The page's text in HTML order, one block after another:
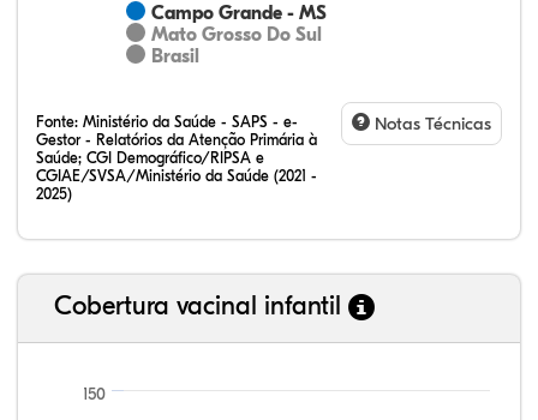
Campo Grande - MS
Mato Grosso Do Sul
Brasil
Fonte: Ministério da Saúde - SAPS - e-
Gestor - Relatórios da Atenção Primária à
Saúde; CGI Demográfico/RIPSA e
CGIAE/SVSA/Ministério da Saúde (2021 -
2025)
Notas Técnicas
Cobertura vacinal infantil
150